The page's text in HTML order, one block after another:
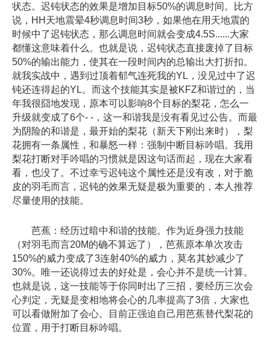
状态。迟钝状态的效果是增加目标50%的调息时间。比方
说，HH天地震晕4秒调息时间3秒，如果他在用天地震的
时候中了迟钝状态，那么调息时间就会变成4.5S......大家
都懂这意味着什么。也就是说，迟钝状态直接废掉了目标
50%的输出能力，使其在一段时间内的总输出大打折扣。
就我实战中，遇到过顶着郁气连死我的YL，没见过中了迟
钝还连得起的YL。而这个技能其实是被KFZ和谐过的，当
年我很囧地发现，原本可以影响8个目标的梨花，怎么一
升级就变成了6个- -，这一和谐我是没有看见过公告。而最
为阴险的和谐是，最开始的梨花（新天下刚出来时），梨
花拥有一条属性，和暴怒一样：强制中断目标吟唱。我用
梨花打断对手吟唱的习惯就是因这句话而起，现在大家看
看，也没了。不过幸亏迟钝这个属性还是没有改，对于脆
皮的羽毛而言，迟钝的效果无疑是极为重要的，本人推荐
尽量使用的技能。
芭蕉：经历过暗中和谐的技能。作为近身强力技能
（对羽毛而言20M的确不算远了），芭蕉原本单次攻击
150%的威力变成了3连射40%的威力，莫名其妙减少了
30%。唯一还说得过去的好处是，会心并不是统一计算。
也就是说，这一技能等于你同时出了三招，要经历三次会
心判定，无疑是变相地将会心的几率提高了3倍，大家也
可以看做附加了会心。目前正强迫自己用芭蕉替代梨花的
位置，用于打断目标吟唱。